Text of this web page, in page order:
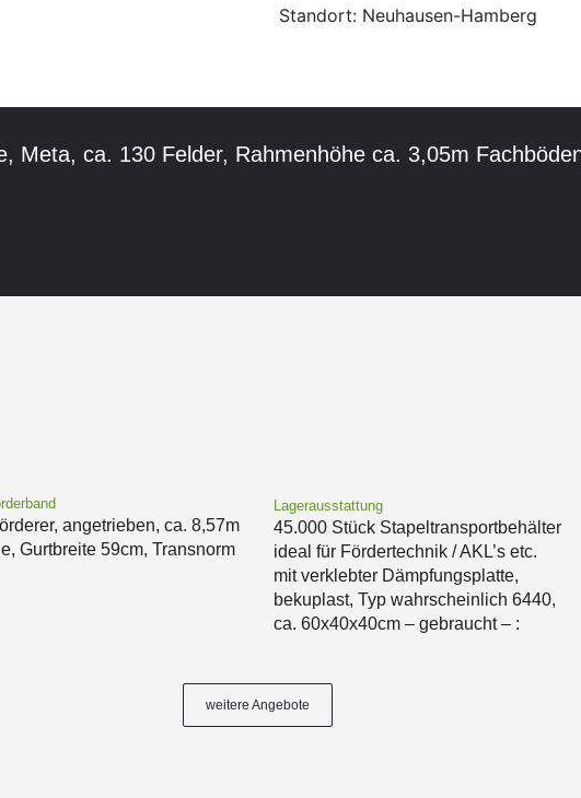
Standort: Neuhausen-Hamberg
Meta, ca. 130 Felder, Rahmenhöhe ca. 3,05m
angetrieben, ca. 8,57m
Gurtbreite 59cm, Transnorm
Lagerausstattung
45.000 Stück Stapeltransportbehälter
ideal für Fördertechnik / AKL’s etc.
mit verklebter Dämpfungsplatte,
bekuplast, Typ wahrscheinlich 6440,
ca. 60x40x40cm – gebraucht – :
weitere Angebote